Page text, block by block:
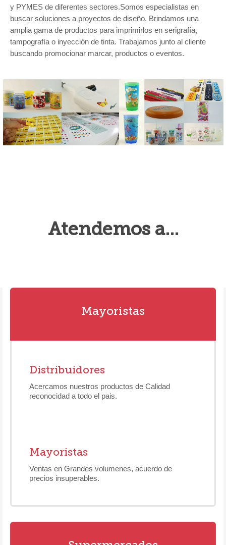
y PYMES de diferentes sectores.Somos especialistas en
buscar soluciones a proyectos de diseño. Brindamos una
amplia gama de productos para imprimirlos en serigrafía,
tampografía o inyección de tinta. Trabajamos junto al cliente
buscando promocionar marcar, productos o eventos.
Atendemos a...
Mayoristas
Distribuidores
Acercamos nuestros productos de Calidad
reconocidad a todo el pais.
Mayoristas
Ventas en Grandes volumenes, acuerdo de
precios insuperables.